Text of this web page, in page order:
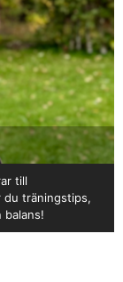
till
du träningstips,
balans!